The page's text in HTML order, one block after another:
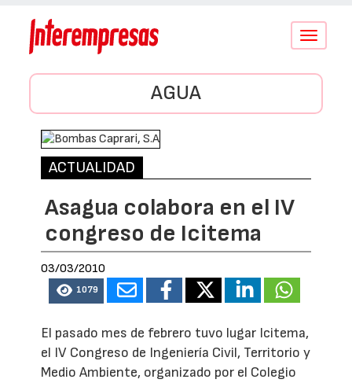
Conmutar
AGUA
ACTUALIDAD
Asagua colabora en el IV
congreso de Icitema
03/03/2010
1079
El pasado mes de febrero tuvo lugar Icitema,
el IV Congreso de Ingeniería Civil, Territorio y
Medio Ambiente, organizado por el Colegio